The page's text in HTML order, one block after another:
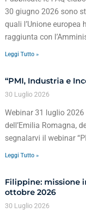
30 giugno 2026 sono
quali l’Unione europea
raggiunta con
Leggi Tutto »
“PMI, Industria e
30 Luglio 2026
Webinar 31 luglio
dell’Emilia Romagna,
segnalarvi il webinar
Leggi Tutto »
Filippine: missione
ottobre 2026
30 Luglio 2026